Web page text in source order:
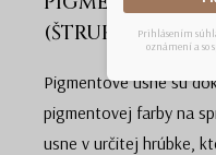
Pigmentové usne sú
pigmentovej farby na
usne v určitej hrúbke,
Prihlásením
oznámení a so